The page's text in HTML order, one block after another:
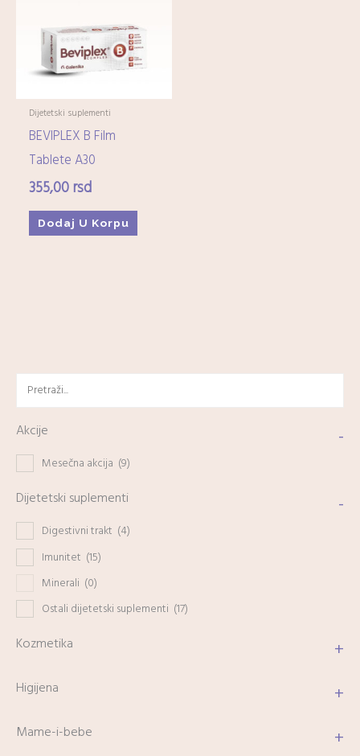
Akcije -
Mesečna akcija (9)
Dijetetski suplementi -
Digestivni trakt (4)
Imunitet (15)
Minerali (0)
Ostali dijetetski suplementi (17)
Kozmetika +
Higijena +
Mame-i-bebe +
Minerali(0)
Ostali dijetetski suplementi
Kozmetika
Higijena
Mame-i-bebe
Dijetetski suplementi
BEVIPLEX B Film
Tablete A30
355,00 rsd
Dodaj U Korpu